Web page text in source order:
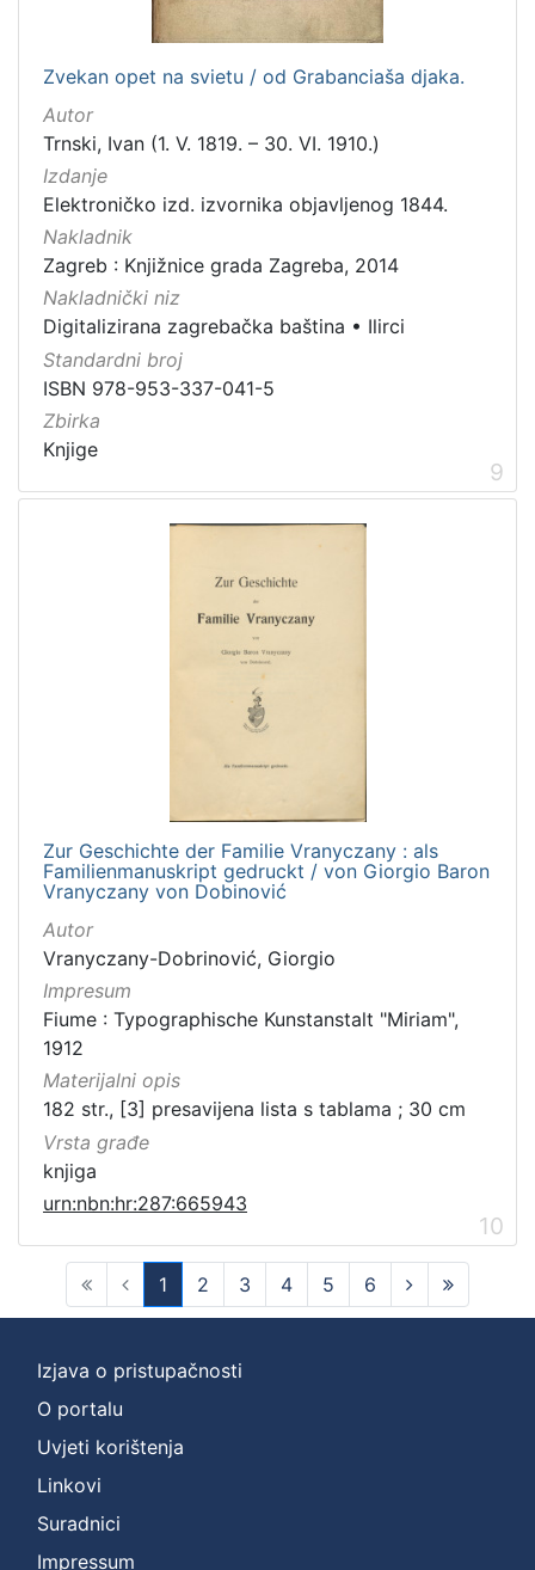
Zvekan opet na svietu / od Grabanciaša djaka.
Autor
Trnski, Ivan (1. V. 1819. – 30. VI. 1910.)
Izdanje
Elektroničko izd. izvornika objavljenog 1844.
Nakladnik
Zagreb : Knjižnice grada Zagreba, 2014
Nakladnički niz
Digitalizirana zagrebačka baština • Ilirci
Standardni broj
ISBN 978-953-337-041-5
Zbirka
Knjige
9
Zur Geschichte der Familie Vranyczany : als
Familienmanuskript gedruckt / von Giorgio Baron
Vranyczany von Dobinović
Autor
Vranyczany-Dobrinović, Giorgio
Impresum
Fiume : Typographische Kunstanstalt "Miriam",
1912
Materijalni opis
182 str., [3] presavijena lista s tablama ; 30 cm
Vrsta građe
knjiga
urn:nbn:hr:287:665943
10
1
(current)
2 3 4 5 6
Izjava o pristupačnosti
O portalu
Uvjeti korištenja
Linkovi
Suradnici
Impressum